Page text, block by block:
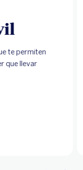
te permiten
que llevar